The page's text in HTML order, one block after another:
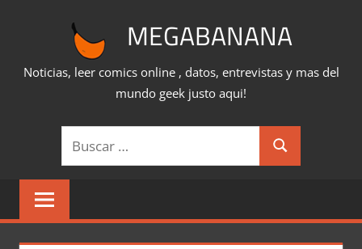
MEGABANANA
Noticias, leer comics online , datos, entrevistas y mas del
mundo geek justo aqui!
Buscar:
Buscar